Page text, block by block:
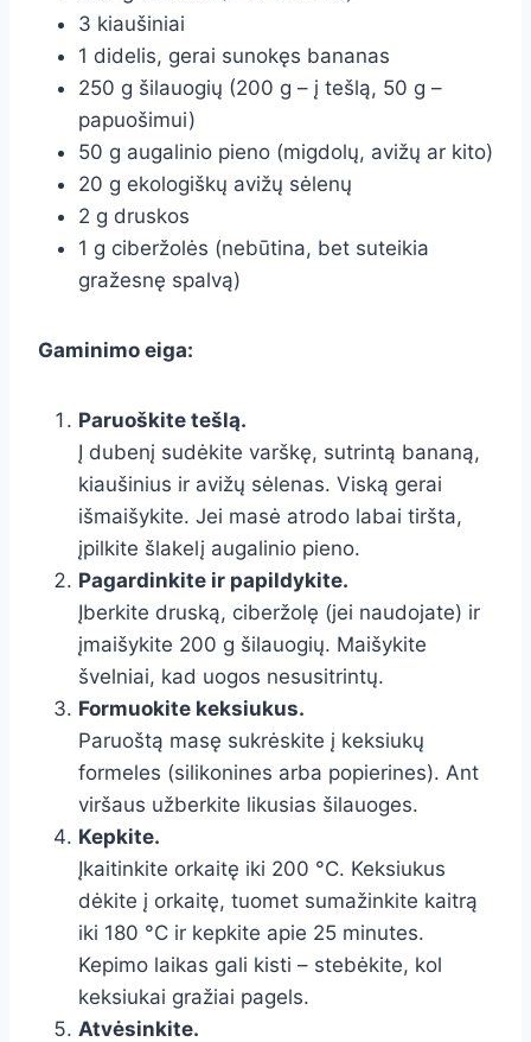
3 kiaušiniai
1 didelis, gerai sunokęs bananas
250 g šilauogių (200 g – į tešlą, 50 g –
papuošimui)
50 g augalinio pieno (migdolų, avižų ar kito)
20 g ekologiškų avižų sėlenų
2 g druskos
1 g ciberžolės (nebūtina, bet suteikia
gražesnę spalvą)
Gaminimo eiga:
Paruoškite tešlą.
Į dubenį sudėkite varškę, sutrintą bananą,
kiaušinius ir avižų sėlenas. Viską gerai
išmaišykite. Jei masė atrodo labai tiršta,
įpilkite šlakelį augalinio pieno.
Pagardinkite ir papildykite.
Įberkite druską, ciberžolę (jei naudojate) ir
įmaišykite 200 g šilauogių. Maišykite
švelniai, kad uogos nesusitrintų.
Formuokite keksiukus.
Paruoštą masę sukrėskite į keksiukų
formeles (silikonines arba popierines). Ant
viršaus užberkite likusias šilauoges.
Kepkite.
Įkaitinkite orkaitę iki 200 °C. Keksiukus
dėkite į orkaitę, tuomet sumažinkite kaitrą
iki 180 °C ir kepkite apie 25 minutes.
Kepimo laikas gali kisti – stebėkite, kol
keksiukai gražiai pagels.
Atvėsinkite.